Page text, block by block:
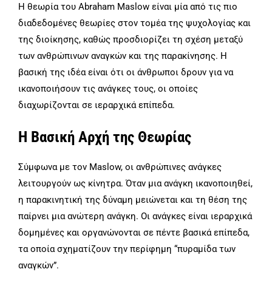
Η θεωρία του Abraham Maslow είναι μία από τις πιο
διαδεδομένες θεωρίες στον τομέα της ψυχολογίας και
της διοίκησης, καθώς προσδιορίζει τη σχέση μεταξύ
των ανθρώπινων αναγκών και της παρακίνησης. Η
βασική της ιδέα είναι ότι οι άνθρωποι δρουν για να
ικανοποιήσουν τις ανάγκες τους, οι οποίες
διαχωρίζονται σε ιεραρχικά επίπεδα.
Η Βασική Αρχή της Θεωρίας
Σύμφωνα με τον Maslow, οι ανθρώπινες ανάγκες
λειτουργούν ως κίνητρα. Όταν μια ανάγκη ικανοποιηθεί,
η παρακινητική της δύναμη μειώνεται και τη θέση της
παίρνει μια ανώτερη ανάγκη. Οι ανάγκες είναι ιεραρχικά
δομημένες και οργανώνονται σε πέντε βασικά επίπεδα,
τα οποία σχηματίζουν την περίφημη “πυραμίδα των
αναγκών”.